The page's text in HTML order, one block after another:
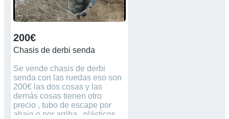
200€
Chasis de derbi senda
Se vende chasis de derbi
senda con las ruedas eso son
200€ las dos cosas y las
demás cosas tienen otro
precio , tubo de escape por
abajo o por arriba , plásticos ,